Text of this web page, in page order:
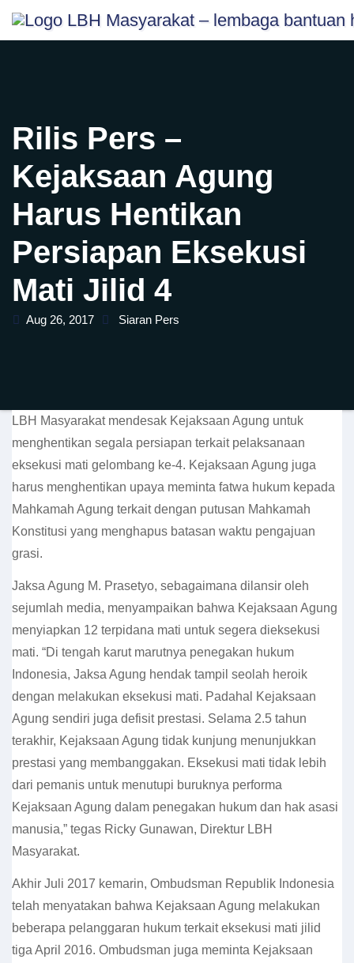
content
Skip
Rilis Pers –
Kejaksaan Agung
Harus Hentikan
Persiapan Eksekusi
Mati Jilid 4
Aug 26, 2017 Siaran Pers
LBH Masyarakat mendesak Kejaksaan Agung untuk
menghentikan segala persiapan terkait pelaksanaan
eksekusi mati gelombang ke-4. Kejaksaan Agung juga
harus menghentikan upaya meminta fatwa hukum kepada
Mahkamah Agung terkait dengan putusan Mahkamah
Konstitusi yang menghapus batasan waktu pengajuan
grasi.
Jaksa Agung M. Prasetyo, sebagaimana dilansir oleh
sejumlah media, menyampaikan bahwa Kejaksaan Agung
menyiapkan 12 terpidana mati untuk segera dieksekusi
mati. “Di tengah karut marutnya penegakan hukum
Indonesia, Jaksa Agung hendak tampil seolah heroik
dengan melakukan eksekusi mati. Padahal Kejaksaan
Agung sendiri juga defisit prestasi. Selama 2.5 tahun
terakhir, Kejaksaan Agung tidak kunjung menunjukkan
prestasi yang membanggakan. Eksekusi mati tidak lebih
dari pemanis untuk menutupi buruknya performa
Kejaksaan Agung dalam penegakan hukum dan hak asasi
manusia,” tegas Ricky Gunawan, Direktur LBH
Masyarakat.
Akhir Juli 2017 kemarin, Ombudsman Republik Indonesia
telah menyatakan bahwa Kejaksaan Agung melakukan
beberapa pelanggaran hukum terkait eksekusi mati jilid
tiga April 2016. Ombudsman juga meminta Kejaksaan